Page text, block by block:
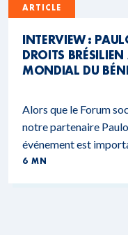
ARTICLE
INTERVIEW :
DROITS
MONDIAL DU
Alors que le Forum
notre partenaire
événement est
6 MN